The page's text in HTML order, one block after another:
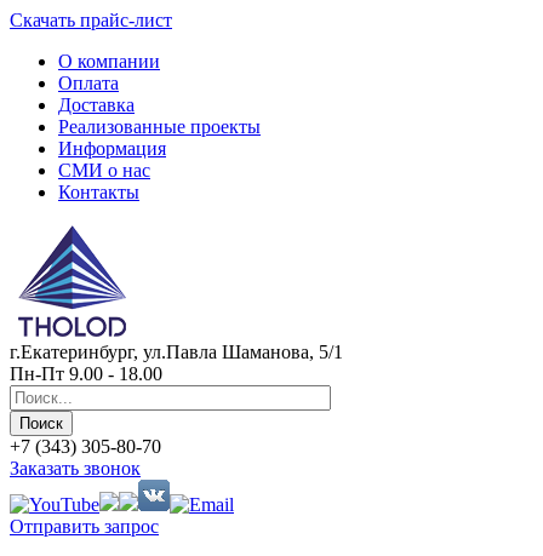
Скачать прайс-лист
О компании
Оплата
Доставка
Реализованные проекты
Информация
СМИ о нас
Контакты
г.Екатеринбург, ул.Павла Шаманова, 5/1
Пн-Пт 9.00 - 18.00
+7 (343) 305-80-70
Заказать звонок
Отправить запрос